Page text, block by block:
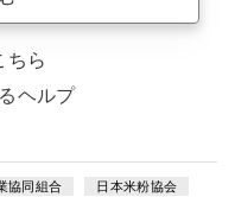
ちら
ヘルプ
協同組合 日本米粉協会